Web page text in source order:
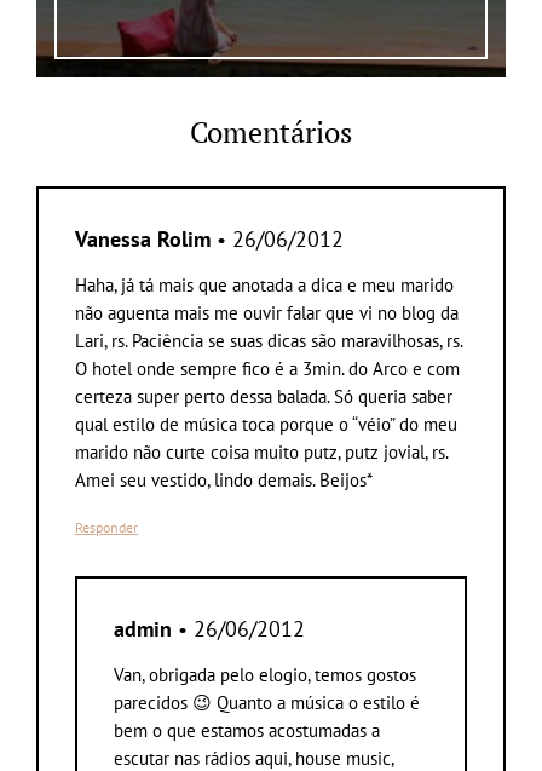
Comentários
Vanessa Rolim • 26/06/2012
Haha, já tá mais que anotada a dica e meu marido
não aguenta mais me ouvir falar que vi no blog da
Lari, rs. Paciência se suas dicas são maravilhosas, rs.
O hotel onde sempre fico é a 3min. do Arco e com
certeza super perto dessa balada. Só queria saber
qual estilo de música toca porque o “véio” do meu
marido não curte coisa muito putz, putz jovial, rs.
Amei seu vestido, lindo demais. Beijos*
Responder
admin • 26/06/2012
Van, obrigada pelo elogio, temos gostos
parecidos 😉 Quanto a música o estilo é
bem o que estamos acostumadas a
escutar nas rádios aqui, house music,